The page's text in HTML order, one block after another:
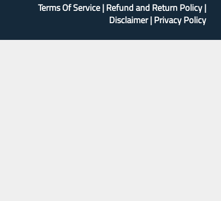
Terms Of Service|Refund and Return Policy|
Disclaimer|Privacy Policy